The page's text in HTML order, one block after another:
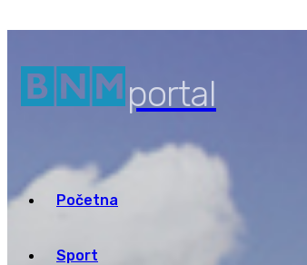
portal
Početna
Sport